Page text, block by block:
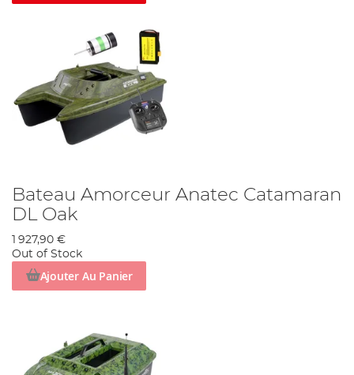
Bateau Amorceur Anatec Catamaran
DL Oak
1 927,90 €
Out of Stock
Ajouter Au Panier